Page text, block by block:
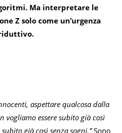
Ma interpretare le
Z solo come un’urgenza
aspettare qualcosa dalla
vogliamo essere subito già così
già così senza sogni.”Sono